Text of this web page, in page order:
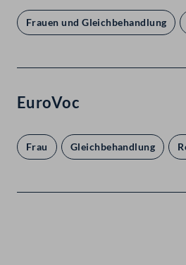
Frauen und Gleichbehandlung
EuroVoc
Frau Gleichbehandlung